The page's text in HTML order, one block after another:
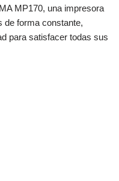
MP170, una impresora
de forma constante,
para satisfacer todas sus